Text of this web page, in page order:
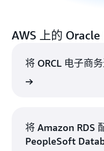
AWS 上的 Oracle
将 ORCL 电子商
将 Amazon RDS
PeopleSoft